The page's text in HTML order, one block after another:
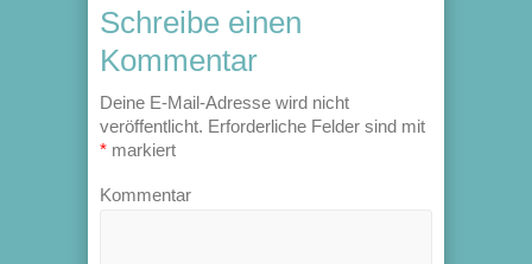
Schreibe einen
Kommentar
Deine E-Mail-Adresse wird nicht
veröffentlicht. Erforderliche Felder sind mit
* markiert
Kommentar